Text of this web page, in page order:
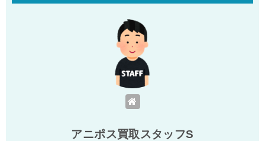
アニポス買取スタッフS